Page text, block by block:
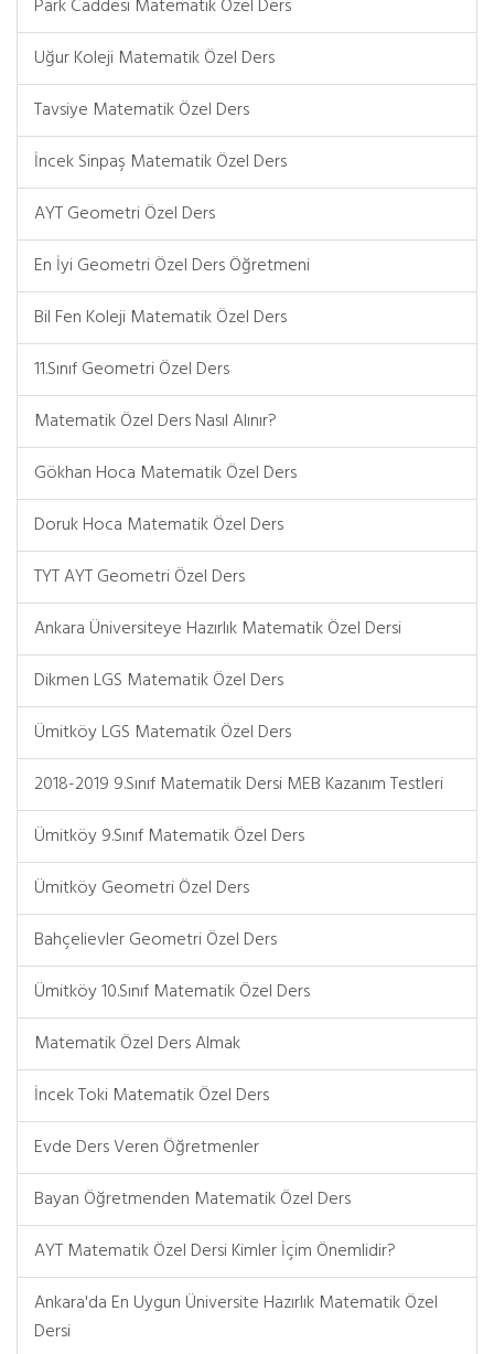
Park Caddesi Matematik Özel Ders
Uğur Koleji Matematik Özel Ders
Tavsiye Matematik Özel Ders
İncek Sinpaş Matematik Özel Ders
AYT Geometri Özel Ders
En İyi Geometri Özel Ders Öğretmeni
Bil Fen Koleji Matematik Özel Ders
11.Sınıf Geometri Özel Ders
Matematik Özel Ders Nasıl Alınır?
Gökhan Hoca Matematik Özel Ders
Doruk Hoca Matematik Özel Ders
TYT AYT Geometri Özel Ders
Ankara Üniversiteye Hazırlık Matematik Özel Dersi
Dikmen LGS Matematik Özel Ders
Ümitköy LGS Matematik Özel Ders
2018-2019 9.Sınıf Matematik Dersi MEB Kazanım Testleri
Ümitköy 9.Sınıf Matematik Özel Ders
Ümitköy Geometri Özel Ders
Bahçelievler Geometri Özel Ders
Ümitköy 10.Sınıf Matematik Özel Ders
Matematik Özel Ders Almak
İncek Toki Matematik Özel Ders
Evde Ders Veren Öğretmenler
Bayan Öğretmenden Matematik Özel Ders
AYT Matematik Özel Dersi Kimler İçim Önemlidir?
Ankara'da En Uygun Üniversite Hazırlık Matematik Özel
Dersi